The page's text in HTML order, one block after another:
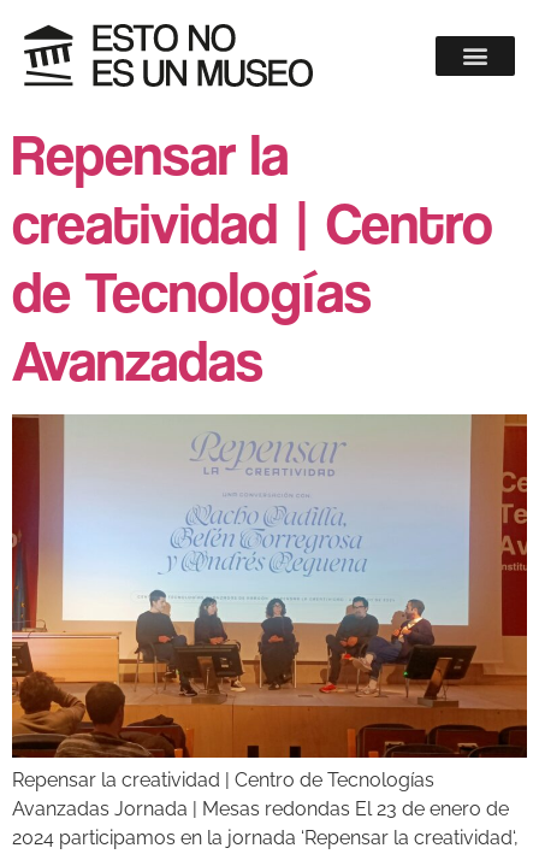
Repensar la
creatividad | Centro
de Tecnologías
Avanzadas
Repensar la creatividad | Centro de Tecnologías
Avanzadas Jornada | Mesas redondas El 23 de enero de
2024 participamos en la jornada ‘Repensar la creatividad‘,